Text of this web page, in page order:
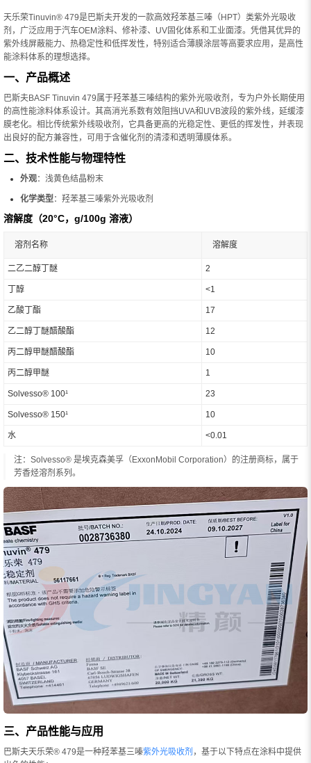
天乐荣Tinuvin® 479是巴斯夫开发的一款高效羟苯基三嗪（HPT）类紫外光吸收
剂，广泛应用于汽车OEM涂料、修补漆、UV固化体系和工业面漆。凭借其优异的
紫外线屏蔽能力、热稳定性和低挥发性，特别适合薄膜涂层等高要求应用，是高性
能涂料体系的理想选择。
一、产品概述
巴斯夫BASF Tinuvin 479属于羟苯基三嗪结构的紫外光吸收剂，专为户外长期使用
的高性能涂料体系设计。其高消光系数有效阻挡UVA和UVB波段的紫外线，延缓漆
膜老化。相比传统紫外线吸收剂，它具备更高的光稳定性、更低的挥发性，并表现
出良好的配方兼容性，可用于含催化剂的清漆和透明薄膜体系。
二、技术性能与物理特性
外观：浅黄色结晶粉末
化学类型：羟苯基三嗪紫外光吸收剂
溶解度（20°C，g/100g 溶液）
溶剂名称 溶解度
二乙二醇丁醚 2
丁醇 <1
乙酸丁酯 17
乙二醇丁醚醋酸酯 12
丙二醇甲醚醋酸酯 10
丙二醇甲醚 1
Solvesso® 100¹ 23
Solvesso® 150¹ 10
水 <0.01
注：Solvesso® 是埃克森美孚（ExxonMobil Corporation）的注册商标，属于
芳香烃溶剂系列。
三、产品性能与应用
巴斯夫天乐荣® 479是一种羟苯基三嗪紫外光吸收剂 ，基于以下特点在涂料中提供